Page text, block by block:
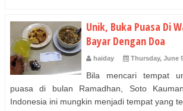
Unik, Buka Puasa Di
Bayar Dengan Doa
haiday Thursday, June
Bila mencari tempat
puasa di bulan Ramadhan, Soto
Indonesia ini mungkin menjadi tempat yang